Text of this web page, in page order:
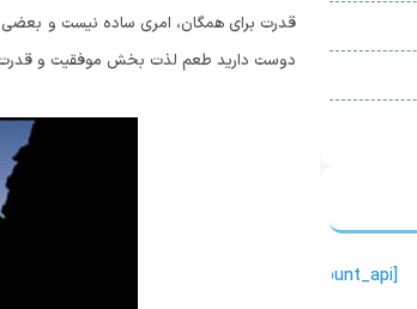
[view_count_api]
قدرت برای همگان، امری ساده نیست و بعضی
دوست دارید طعم لذت بخش موفقیت و قدرت را